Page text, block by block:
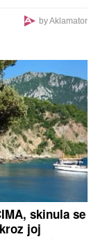
by Aklamator
skinula se
joj